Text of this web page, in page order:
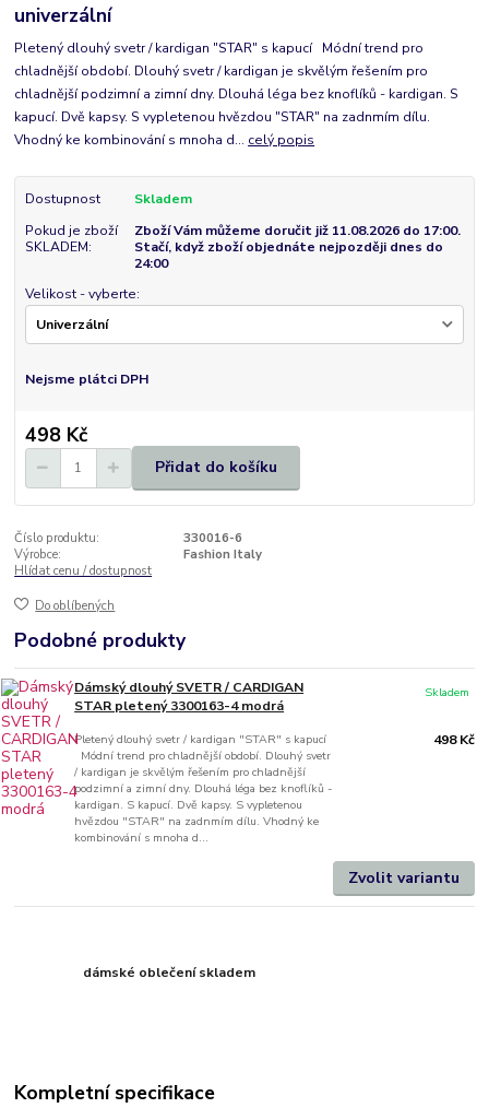
univerzální
Pletený dlouhý svetr / kardigan "STAR" s kapucí Módní trend pro
chladnější období. Dlouhý svetr / kardigan je skvělým řešením pro
chladnější podzimní a zimní dny. Dlouhá léga bez knoflíků - kardigan. S
kapucí. Dvě kapsy. S vypletenou hvězdou "STAR" na zadnmím dílu.
Vhodný ke kombinování s mnoha d... celý popis
Dostupnost
Skladem
Pokud je zboží
SKLADEM:
Zboží Vám můžeme doručit již 11.08.2026 do 17:00.
Stačí, když zboží objednáte nejpozději dnes do
24:00
Velikost - vyberte:
Nejsme plátci DPH
498 Kč
Přidat do košíku
Číslo produktu:
330016-6
Výrobce:
Fashion Italy
Hlídat cenu / dostupnost
Do oblíbených
Podobné produkty
Dámský dlouhý SVETR / CARDIGAN
STAR pletený 3300163-4 modrá
Pletený dlouhý svetr / kardigan "STAR" s kapucí
Módní trend pro chladnější období. Dlouhý svetr
/ kardigan je skvělým řešením pro chladnější
podzimní a zimní dny. Dlouhá léga bez knoflíků -
kardigan. S kapucí. Dvě kapsy. S vypletenou
hvězdou "STAR" na zadnmím dílu. Vhodný ke
kombinování s mnoha d...
498 Kč
Skladem
Zvolit variantu
dámské oblečení skladem
Kompletní specifikace